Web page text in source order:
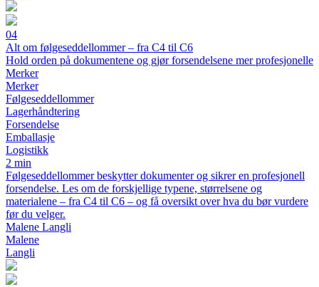
04
Alt om følgeseddellommer – fra C4 til C6
Hold orden på dokumentene og gjør forsendelsene mer profesjonelle
Merker
Merker
Følgeseddellommer
Lagerhåndtering
Forsendelse
Emballasje
Logistikk
2 min
Følgeseddellommer beskytter dokumenter og sikrer en profesjonell
forsendelse. Les om de forskjellige typene, størrelsene og
materialene – fra C4 til C6 – og få oversikt over hva du bør vurdere
før du velger.
Malene Langli
Malene
Langli